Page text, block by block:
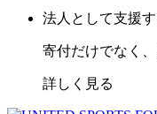
法人として支援
寄付だけでなく
詳しく見る